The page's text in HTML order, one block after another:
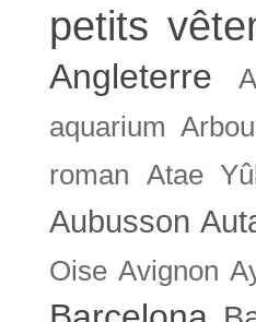
petits
Angleterre
aquarium
roman Atae
Aubusson
Oise Avignon